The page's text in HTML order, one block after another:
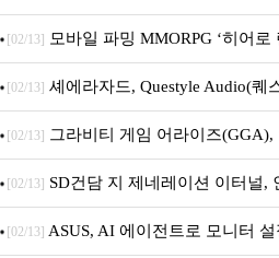
M.2 NVMe 디앤디컴 1TB
[02/13] 모바일 파밍 MMORPG ‘히어로
[02/13] 셰에라자드, Questyle Audio(퀘
내 정식 출시
[02/13] 그라비티 게임 어라이즈
던전 13’ 참가!
[02/13] SD건담 지 제네레이션 이터널,
아의 용사’ 재개최 및 풍성한 기념 이
[02/13] ASUS, AI 에이전트로 모니터